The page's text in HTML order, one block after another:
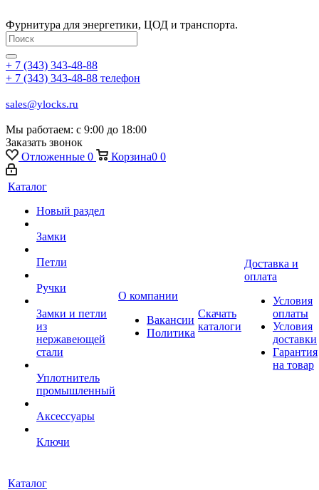
Фурнитура для энергетики, ЦОД и транспорта.
+ 7 (343) 343-48-88
+ 7 (343) 343-48-88 телефон
sales@ylocks.ru
Мы работаем: с 9:00 до 18:00
Заказать звонок
Отложенные 0 Корзина0 0
Каталог
Новый раздел
Замки
Петли
Ручки
Замки и петли
из
нержавеющей
стали
Уплотнитель
промышленный
Аксессуары
Ключи
О компании
Вакансии
Политика
Скачать
каталоги
Доставка и
оплата
Условия
оплаты
Условия
доставки
Гарантия
на товар
Каталог